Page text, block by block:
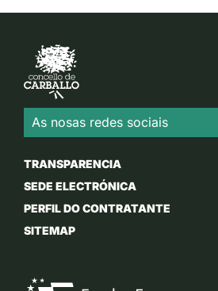
As nosas redes sociais
TRANSPARENCIA
SEDE ELECTRÓNICA
PERFIL DO CONTRATANTE
SITEMAP